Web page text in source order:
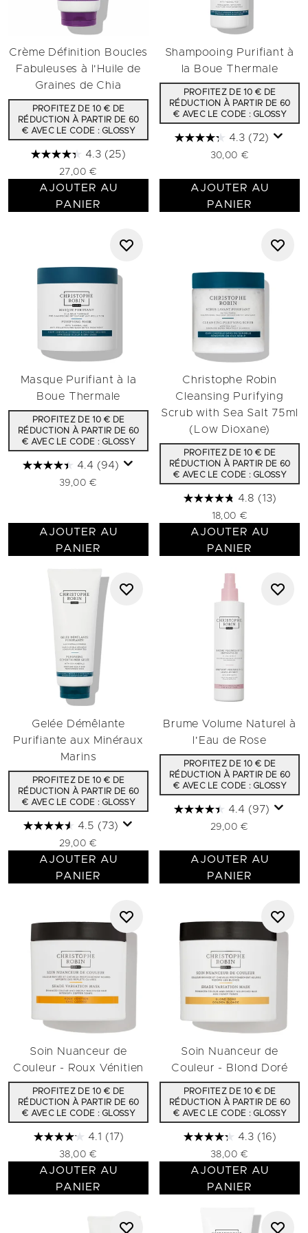
Crème Définition Boucles
Fabuleuses à l'Huile de
Graines de Chia
PROFITEZ DE 10 € DE
RÉDUCTION À PARTIR DE 60
€ AVEC LE CODE : GLOSSY
4.3 (25)
27,00 €
AJOUTER AU
PANIER
Shampooing Purifiant à
la Boue Thermale
PROFITEZ DE 10 € DE
RÉDUCTION À PARTIR DE 60
€ AVEC LE CODE : GLOSSY
4.3 (72)
30,00 €
AJOUTER AU
PANIER
Masque Purifiant à la
Boue Thermale
PROFITEZ DE 10 € DE
RÉDUCTION À PARTIR DE 60
€ AVEC LE CODE : GLOSSY
4.4 (94)
39,00 €
AJOUTER AU
PANIER
Christophe Robin
Cleansing Purifying
Scrub with Sea Salt 75ml
(Low Dioxane)
PROFITEZ DE 10 € DE
RÉDUCTION À PARTIR DE 60
€ AVEC LE CODE : GLOSSY
4.8 (13)
18,00 €
AJOUTER AU
PANIER
Gelée Démêlante
Purifiante aux Minéraux
Marins
PROFITEZ DE 10 € DE
RÉDUCTION À PARTIR DE 60
€ AVEC LE CODE : GLOSSY
4.5 (73)
29,00 €
AJOUTER AU
PANIER
Brume Volume Naturel à
l'Eau de Rose
PROFITEZ DE 10 € DE
RÉDUCTION À PARTIR DE 60
€ AVEC LE CODE : GLOSSY
4.4 (97)
29,00 €
AJOUTER AU
PANIER
Soin Nuanceur de
Couleur - Roux Vénitien
PROFITEZ DE 10 € DE
RÉDUCTION À PARTIR DE 60
€ AVEC LE CODE : GLOSSY
4.1 (17)
38,00 €
AJOUTER AU
PANIER
Soin Nuanceur de
Couleur - Blond Doré
PROFITEZ DE 10 € DE
RÉDUCTION À PARTIR DE 60
€ AVEC LE CODE : GLOSSY
4.3 (16)
38,00 €
AJOUTER AU
PANIER